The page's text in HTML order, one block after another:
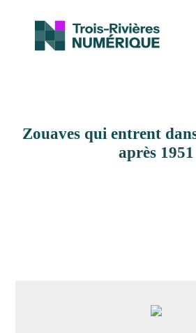
Zouaves qui entrent
après 1951